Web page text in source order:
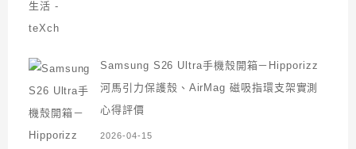
Samsung S26 Ultra手機殼開箱－Hipporizz
河馬引力保護殼、AirMag 磁吸指環支架實測
心得評價
2026-04-15